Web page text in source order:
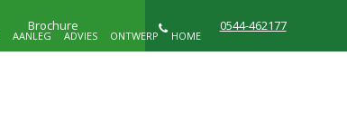
HOME
ONTWERP
ADVIES
AANLEG
Brochure 0544-462177